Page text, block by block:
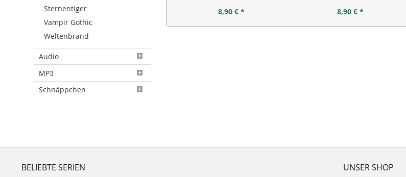
Sternentiger
Vampir Gothic
Weltenbrand
Audio
MP3
Schnäppchen
8,90 € *
8,90 € *
BELIEBTE SERIEN UNSER SHOP